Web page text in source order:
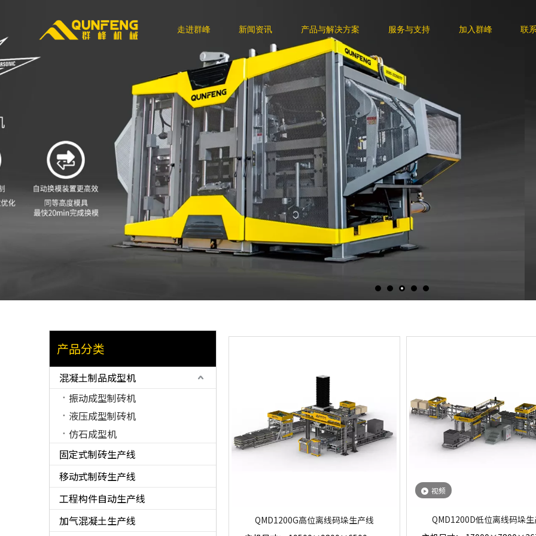
走进群峰 新闻资讯 产品与解决方案 服务与支持 加入群峰 联
产品分类
混凝土制品成型机
振动成型制砖机
液压成型制砖机
仿石成型机
固定式制砖生产线
移动式制砖生产线
工程构件自动生产线
加气混凝土生产线
QMD1200G高位离线码垛生产线
视频
QMD1200D低位离线码垛